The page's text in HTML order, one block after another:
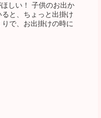
しい！ 子供のお出か
と、ちょっと出掛け
で、お出掛けの時に